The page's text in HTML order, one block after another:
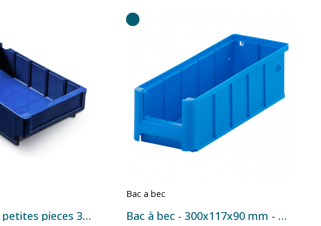
Bac plastique petites pieces 300x188x82
Bac a bec
Bac à bec - 300x117x90 mm - 2,4 L